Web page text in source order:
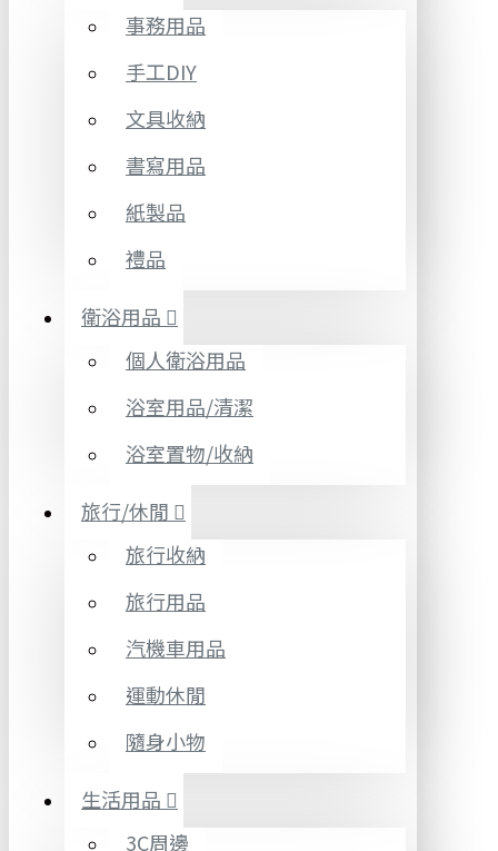
事務用品
手工DIY
文具收納
書寫用品
紙製品
禮品
衛浴用品
個人衛浴用品
浴室用品/清潔
浴室置物/收納
旅行/休閒
旅行收納
旅行用品
汽機車用品
運動休閒
隨身小物
生活用品
3C周邊